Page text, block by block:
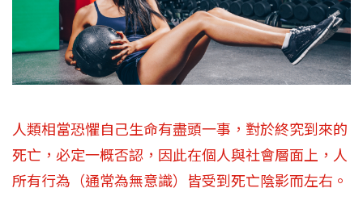
人類相當恐懼自己生命有盡頭一事，對於終究到來的
死亡，必定一概否認，因此在個人與社會層面上，人
所有行為（通常為無意識）皆受到死亡陰影而左右。